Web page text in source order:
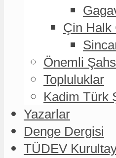
Çin Halk
Önemli
Topluluklar
Kadim Türk
Yazarlar
Denge Dergisi
TÜDEV